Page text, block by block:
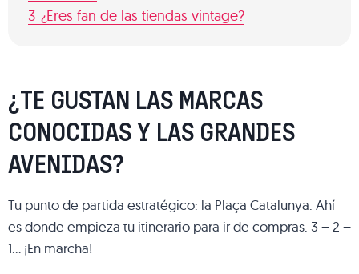
3 ¿Eres fan de las tiendas vintage?
¿TE GUSTAN LAS MARCAS
CONOCIDAS Y LAS GRANDES
AVENIDAS?
Tu punto de partida estratégico: la Plaça Catalunya. Ahí
es donde empieza tu itinerario para ir de compras. 3 – 2 –
1… ¡En marcha!